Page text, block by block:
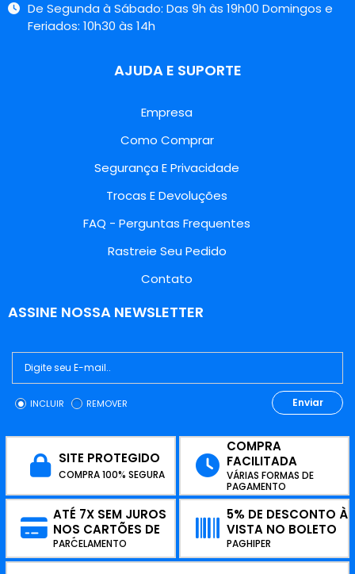
De Segunda à Sábado: Das 9h às 19h00 Domingos e
Feriados: 10h30 às 14h
AJUDA E SUPORTE
Empresa
Como Comprar
Segurança E Privacidade
Trocas E Devoluções
FAQ - Perguntas Frequentes
Rastreie Seu Pedido
Contato
ASSINE NOSSA NEWSLETTER
INCLUIR REMOVER Enviar
SITE PROTEGIDO
COMPRA 100% SEGURA
COMPRA
FACILITADA
VÁRIAS FORMAS DE
PAGAMENTO
ATÉ 7X SEM JUROS
NOS CARTÕES DE
CRÉDITO
PARCELAMENTO
5% DE DESCONTO À
VISTA NO BOLETO
PAGHIPER